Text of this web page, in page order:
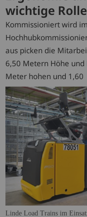
wichtige Rolle
Kommissioniert wird
aus picken die
6,50 Metern Höhe
Meter hohen und 1,60
Linde Load Trains im